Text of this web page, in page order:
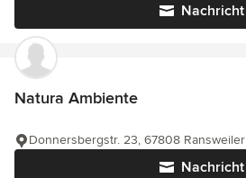
Nachricht
Natura Ambiente
Nachricht
Donnersbergstr. 23, 67808 Ransweiler